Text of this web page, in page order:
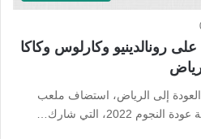
رونالدينيو وكارلوس وكاكا
إلى الرياض، استضاف ملعب
2022، التي شارك…